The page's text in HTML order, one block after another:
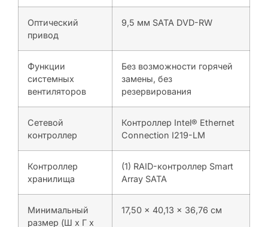
Оптический
привод
9,5 мм SATA DVD-RW
Функции
системных
вентиляторов
Без возможности горячей
замены, без
резервирования
Сетевой
контроллер
Контроллер Intel® Ethernet
Connection I219-LM
Контроллер
хранилища
(1) RAID-контроллер Smart
Array SATA
Минимальный
размер (Ш x Г x
17,50 x 40,13 x 36,76 см